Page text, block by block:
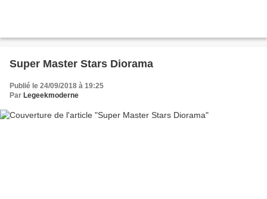
Super Master Stars Diorama
Publié le 24/09/2018 à 19:25
Par Legeekmoderne